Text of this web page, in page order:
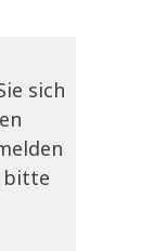
sich
bitte